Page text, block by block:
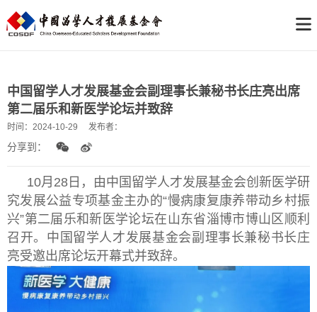
中国留学人才发展基金会副理事长兼秘书长庄亮出席
第二届乐和新医学论坛并致辞
时间： 2024-10-29 发布者：
分享到：
10月28日，由中国留学人才发展基金会创新医学研
究发展公益专项基金主办的“慢病康复康养带动乡村振
兴”第二届乐和新医学论坛在山东省淄博市博山 区顺利
召开。中国留学人才发展基金会副理事长兼秘书长庄
亮受邀出席论坛开幕式并致辞。